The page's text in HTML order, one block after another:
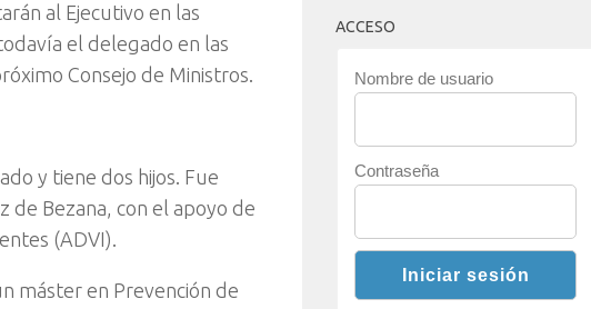
al Ejecutivo en las
el delegado en las
Consejo de Ministros.
y tiene dos hijos. Fue
de Bezana, con el apoyo de
(ADVI).
máster en Prevención de
ACCESO
Nombre de usuario
Contraseña